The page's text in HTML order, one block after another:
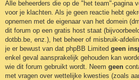
Alle beheerders die op de "het team"-pagina
voor je klachten. Als je geen reactie hebt
opnemen met de eigenaar van het domein
dit forum op een gratis host staat
dotbb.be, enz.), het beheer of misbruik-
je er bewust van dat phpBB Limited geen
enkel geval aansprakelijk gehouden kan
wie dit forum gebruikt wordt. Neem geen
met vragen over wettelijke kwesties (zoals